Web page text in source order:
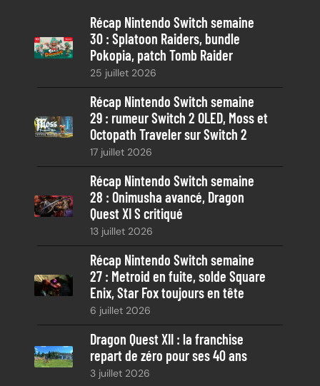
c
h
Récap Nintendo Switch semaine
30 : Splatoon Raiders, bundle
Pokopia, patch Tomb Raider
25 juillet 2026
Récap Nintendo Switch semaine
29 : rumeur Switch 2 OLED, Moss et
Octopath Traveler sur Switch 2
17 juillet 2026
Récap Nintendo Switch semaine
28 : Onimusha avancé, Dragon
Quest XI S critiqué
13 juillet 2026
Récap Nintendo Switch semaine
27 : Metroid en fuite, solde Square
Enix, Star Fox toujours en tête
6 juillet 2026
Dragon Quest XII : la franchise
repart de zéro pour ses 40 ans
3 juillet 2026